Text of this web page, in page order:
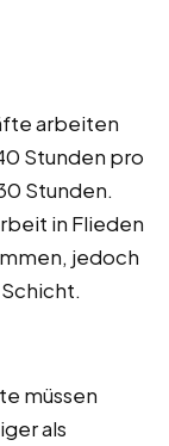
arbeiten
Stunden pro
Stunden.
in Flieden
jedoch
müssen
als